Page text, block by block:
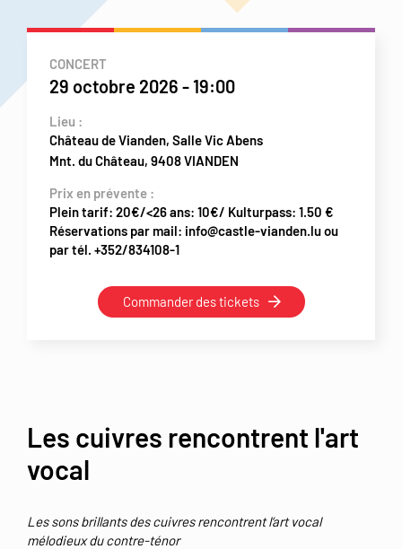
CONCERT
29 octobre 2026 - 19:00
Lieu :
Château de Vianden, Salle Vic Abens
Mnt. du Château, 9408 VIANDEN
Prix en prévente :
Plein tarif: 20€/<26 ans: 10€/ Kulturpass: 1.50 €
Réservations par mail: info@castle-vianden.lu ou
par tél. +352/834108-1
Commander des tickets
Les cuivres rencontrent l'art
vocal
Les sons brillants des cuivres rencontrent l‘art vocal
mélodieux du contre-ténor